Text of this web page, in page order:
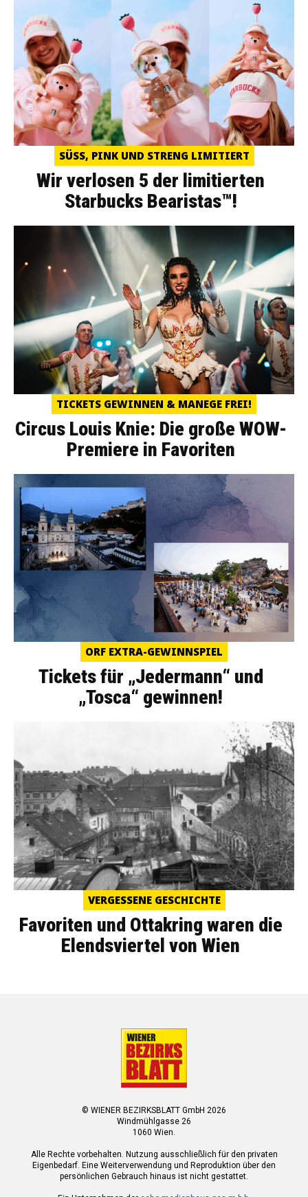
SÜSS, PINK UND STRENG LIMITIERT
Wir verlosen 5 der limitierten
Starbucks Bearistas™!
TICKETS GEWINNEN & MANEGE FREI!
Circus Louis Knie: Die große WOW-
Premiere in Favoriten
ORF EXTRA-GEWINNSPIEL
Tickets für „Jedermann“ und
„Tosca“ gewinnen!
VERGESSENE GESCHICHTE
Favoriten und Ottakring waren die
Elendsviertel von Wien
© WIENER BEZIRKSBLATT GmbH 2026
Windmühlgasse 26
1060 Wien.
Alle Rechte vorbehalten. Nutzung ausschließlich für den privaten
Eigenbedarf. Eine Weiterverwendung und Reproduktion über den
persönlichen Gebrauch hinaus ist nicht gestattet.